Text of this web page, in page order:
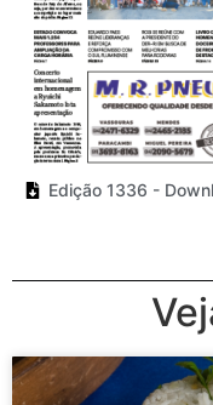
Edição 1336 -